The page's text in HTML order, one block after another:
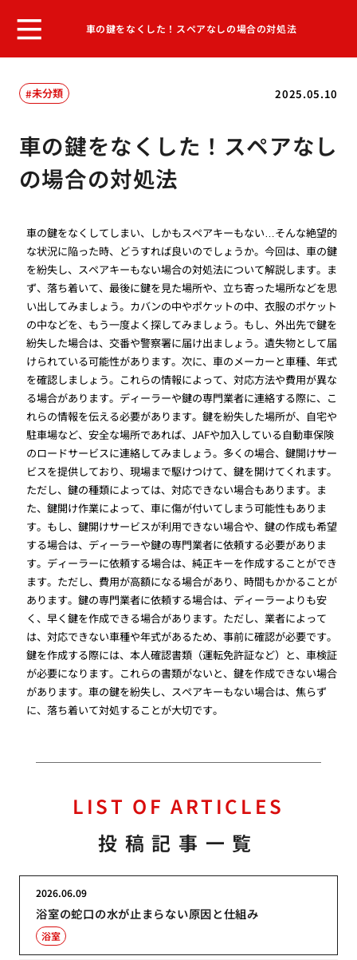
車の鍵をなくした！スペアなしの場合の対処法
2025.05.10
未分類
車の鍵をなくした！スペアなし
の場合の対処法
車の鍵をなくしてしまい、しかもスペアキーもない…そんな絶望的
な状況に陥った時、どうすれば良いのでしょうか。今回は、車の鍵
を紛失し、スペアキーもない場合の対処法について解説します。ま
ず、落ち着いて、最後に鍵を見た場所や、立ち寄った場所などを思
い出してみましょう。カバンの中やポケットの中、衣服のポケット
の中などを、もう一度よく探してみましょう。もし、外出先で鍵を
紛失した場合は、交番や警察署に届け出ましょう。遺失物として届
けられている可能性があります。次に、車のメーカーと車種、年式
を確認しましょう。これらの情報によって、対応方法や費用が異な
る場合があります。ディーラーや鍵の専門業者に連絡する際に、こ
れらの情報を伝える必要があります。鍵を紛失した場所が、自宅や
駐車場など、安全な場所であれば、JAFや加入している自動車保険
のロードサービスに連絡してみましょう。多くの場合、鍵開けサー
ビスを提供しており、現場まで駆けつけて、鍵を開けてくれます。
ただし、鍵の種類によっては、対応できない場合もあります。ま
た、鍵開け作業によって、車に傷が付いてしまう可能性もありま
す。もし、鍵開けサービスが利用できない場合や、鍵の作成も希望
する場合は、ディーラーや鍵の専門業者に依頼する必要がありま
す。ディーラーに依頼する場合は、純正キーを作成することができ
ます。ただし、費用が高額になる場合があり、時間もかかることが
あります。鍵の専門業者に依頼する場合は、ディーラーよりも安
く、早く鍵を作成できる場合があります。ただし、業者によって
は、対応できない車種や年式があるため、事前に確認が必要です。
鍵を作成する際には、本人確認書類（運転免許証など）と、車検証
が必要になります。これらの書類がないと、鍵を作成できない場合
があります。車の鍵を紛失し、スペアキーもない場合は、焦らず
に、落ち着いて対処することが大切です。
LIST OF ARTICLES
投稿記事一覧
浴室の蛇口の水が止まらない原因と仕組み
2026.06.09
浴室